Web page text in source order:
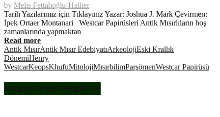
by Melis Fettahoğlu-Hallier
Tarih Yazılarımız için Tıklayınız Yazar: Joshua J. Mark Çevirmen:
İpek Ortaer Montanari Westcar Papirüsleri Antik Mısırlıların boş
zamanlarında yapmaktan
Read more
Antik MısırAntik Mısır EdebiyatıArkeolojiEski Krallık
DönemiHenry
WestcarKeopsKhufuMitolojiMısırbilimParşömenWestcar Papirüsü
Gorgon Dergisi Dergilik’te!